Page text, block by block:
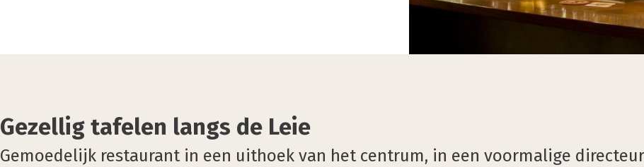
Gezellig tafelen langs de Leie
Gemoedelijk restaurant in een uithoek van het centrum, in een voormalige